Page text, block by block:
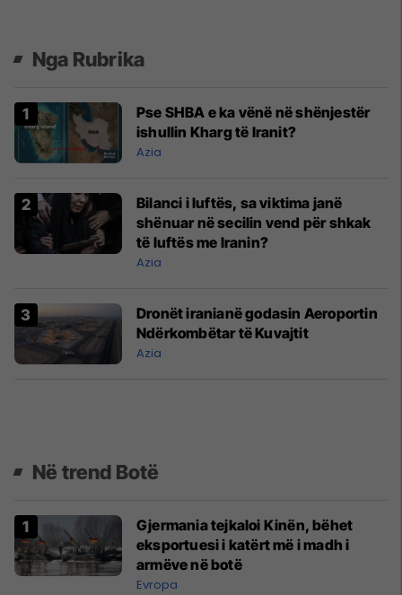
Nga Rubrika
Pse SHBA e ka vënë në shënjestër
ishullin Kharg të Iranit?
Azia
Bilanci i luftës, sa viktima janë
shënuar në secilin vend për shkak
të luftës me Iranin?
Azia
Dronët iranianë godasin Aeroportin
Ndërkombëtar të Kuvajtit
Azia
Në trend Botë
Gjermania tejkaloi Kinën, bëhet
eksportuesi i katërt më i madh i
armëve në botë
Evropa